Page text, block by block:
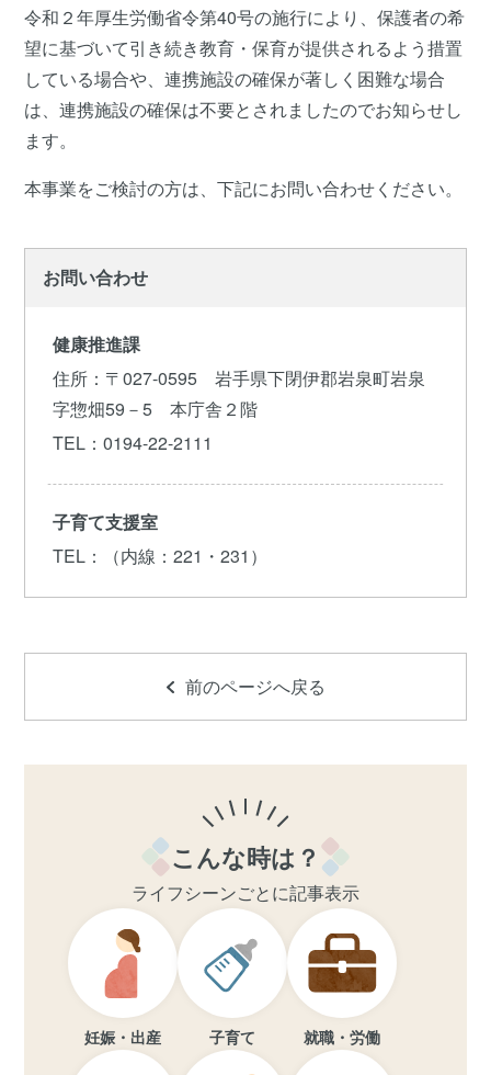
令和２年厚生労働省令第40号の施行により、保護者の希
望に基づいて引き続き教育・保育が提供されるよう措置
している場合や、連携施設の確保が著しく困難な場合
は、連携施設の確保は不要とされましたのでお知らせし
ます。
本事業をご検討の方は、下記にお問い合わせください。
お問い合わせ
健康推進課
住所 ：〒027-0595 岩手県下閉伊郡岩泉町岩泉
字惣畑59－5 本庁舎２階
TEL ：0194-22-2111
子育て支援室
TEL ：（内線：221・231）
前のページへ戻る
こんな時は？
ライフシーンごとに記事表示
妊娠・出産 子育て 就職・労働